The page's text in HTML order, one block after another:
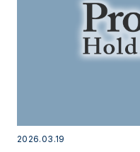
2026.03.19